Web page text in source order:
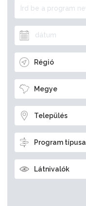
Régió
Megye
Település
Program típusa
Látnivalók